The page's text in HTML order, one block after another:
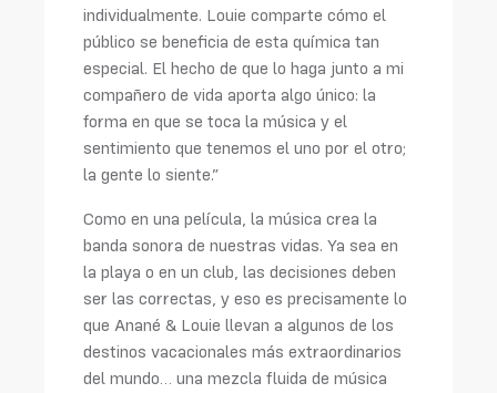
individualmente. Louie comparte cómo el
público se beneficia de esta química tan
especial. El hecho de que lo haga junto a mi
compañero de vida aporta algo único: la
forma en que se toca la música y el
sentimiento que tenemos el uno por el otro;
la gente lo siente.”
Como en una película, la música crea la
banda sonora de nuestras vidas. Ya sea en
la playa o en un club, las decisiones deben
ser las correctas, y eso es precisamente lo
que Anané & Louie llevan a algunos de los
destinos vacacionales más extraordinarios
del mundo… una mezcla fluida de música